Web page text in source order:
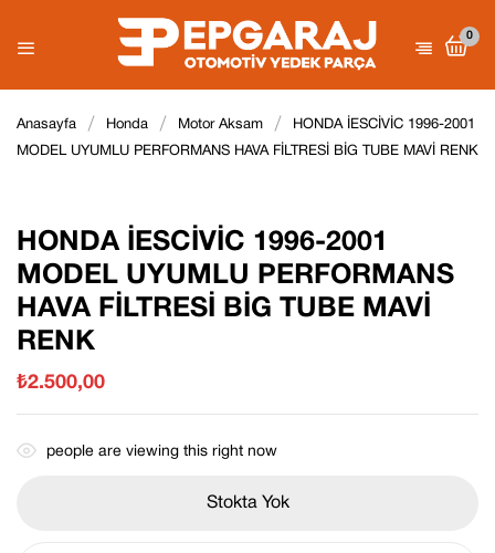
0
Anasayfa Honda Motor Aksam
HONDA İESCİVİC 1996-2001
MODEL UYUMLU PERFORMANS HAVA FİLTRESİ BİG TUBE MAVİ RENK
HONDA İESCİVİC 1996-2001
MODEL UYUMLU PERFORMANS
HAVA FİLTRESİ BİG TUBE MAVİ
RENK
₺2.500,00
people are viewing this right now
Stokta Yok
Derecelendirmeniz